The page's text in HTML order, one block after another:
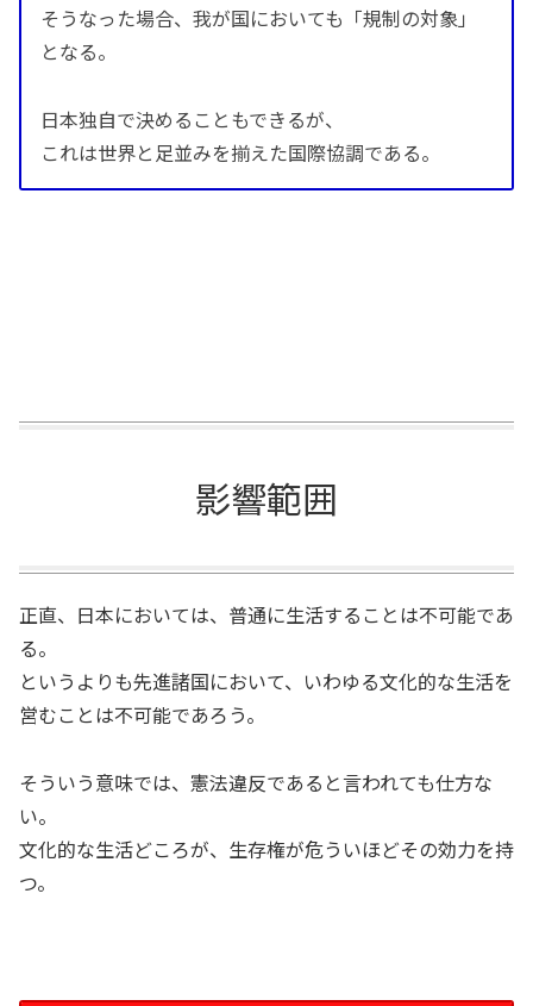
そうなった場合、我が国においても「規制の対象」
となる。
日本独自で決めることもできるが、
これは世界と足並みを揃えた国際協調である。
影響範囲
正直、日本においては、普通に生活することは不可能であ
る。
というよりも先進諸国において、いわゆる文化的な生活を
営むことは不可能であろう。
そういう意味では、憲法違反であると言われても仕方な
い。
文化的な生活どころが、生存権が危ういほどその効力を持
つ。